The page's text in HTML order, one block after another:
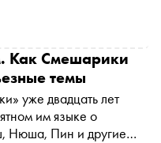
как проходила
написала книгу
вселенной». С
«Сноб» публикует
Как Смешарики
темы
уже двадцать лет
им языке о
Нюша, Пин и другие